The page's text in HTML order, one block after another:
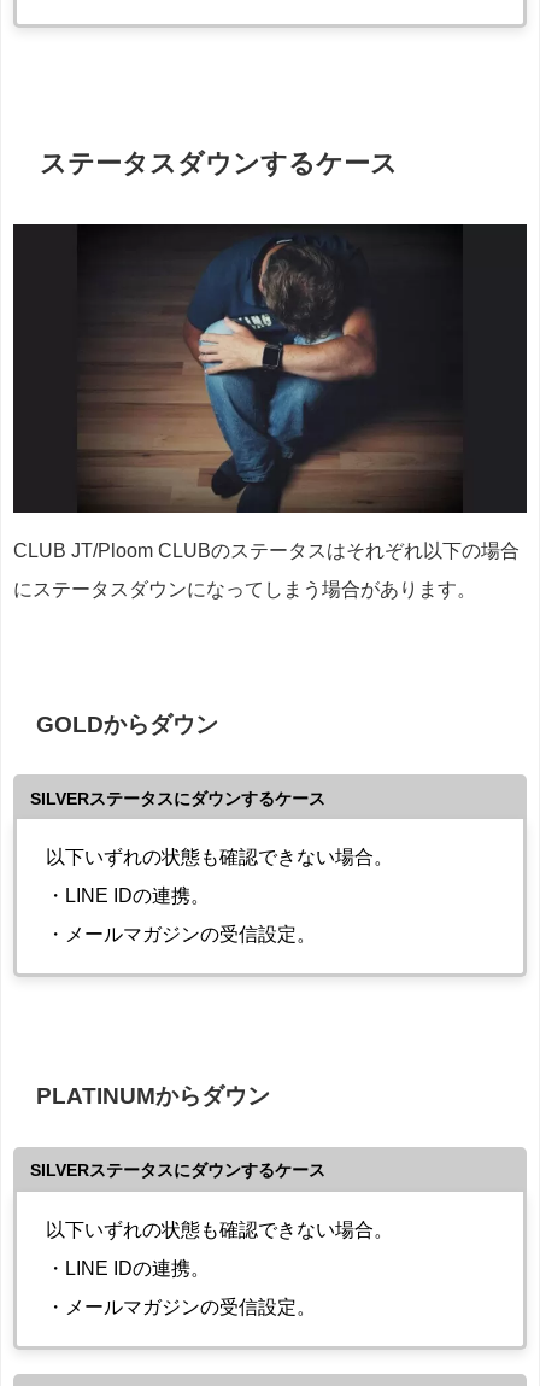
ステータスダウンするケース
CLUB JT/Ploom CLUBのステータスはそれぞれ以下の場合
にステータスダウンになってしまう場合があります。
GOLDからダウン
SILVERステータスにダウンするケース
以下いずれの状態も確認できない場合。
・LINE IDの連携。
・メールマガジンの受信設定。
PLATINUMからダウン
SILVERステータスにダウンするケース
以下いずれの状態も確認できない場合。
・LINE IDの連携。
・メールマガジンの受信設定。